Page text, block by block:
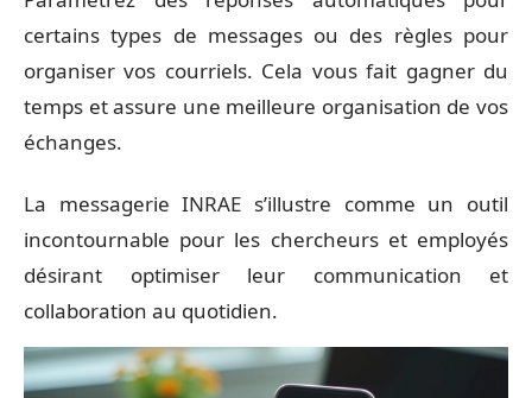
certains types de messages ou des règles pour
organiser vos courriels. Cela vous fait gagner du
temps et assure une meilleure organisation de vos
échanges.
La messagerie INRAE s’illustre comme un outil
incontournable pour les chercheurs et employés
désirant optimiser leur communication et
collaboration au quotidien.